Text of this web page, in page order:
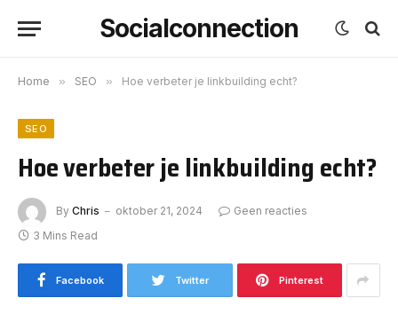
Socialconnection
Home » SEO » Hoe verbeter je linkbuilding echt?
SEO
Hoe verbeter je linkbuilding echt?
By Chris oktober 21, 2024
Geen reacties
3 Mins Read
Facebook Twitter Pinterest